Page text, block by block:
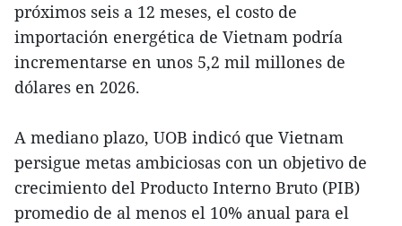
próximos seis a 12 meses, el costo de
importación energética de Vietnam podría
incrementarse en unos 5,2 mil millones de
dólares en 2026.
A mediano plazo, UOB indicó que Vietnam
persigue metas ambiciosas con un objetivo de
crecimiento del Producto Interno Bruto (PIB)
promedio de al menos el 10% anual para el